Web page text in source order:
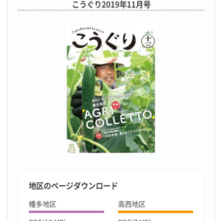
こうぐり2019年11月号
地区のページダウンロード
幡多地区 高西地区